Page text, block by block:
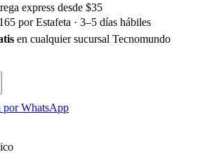
express desde $35
por Estafeta · 3–5 días hábiles
en cualquier sucursal Tecnomundo
por WhatsApp